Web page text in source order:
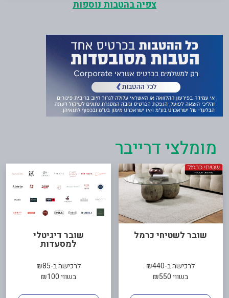
צפיה בהטבות נוספות
מומלצי דרייבר
שובר לשטיחי כרמל
לרכישה ב-₪440
בשווי ₪550
שובר דיגיטלי
למסעדות
לרכישה ב-₪85
בשווי ₪100